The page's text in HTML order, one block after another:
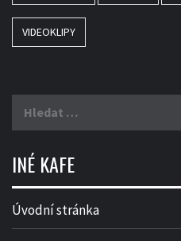
VIDEOKLIPY
INÉ KAFE
Úvodní stránka